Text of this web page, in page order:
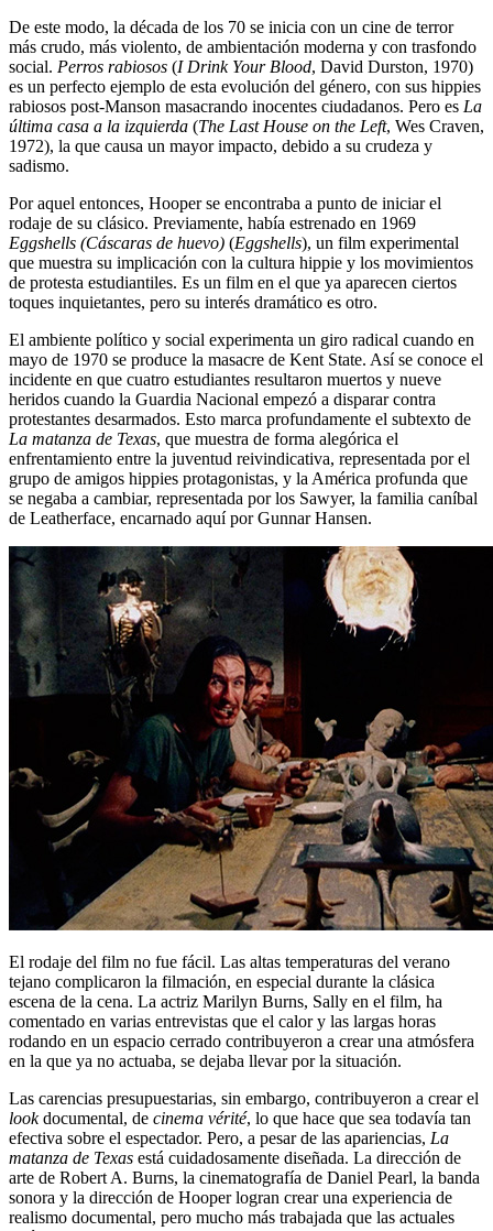
De este modo, la década de los 70 se inicia con un cine de terror
más crudo, más violento, de ambientación moderna y con trasfondo
social. Perros rabiosos (I Drink Your Blood, David Durston, 1970)
es un perfecto ejemplo de esta evolución del género, con sus hippies
rabiosos post-Manson masacrando inocentes ciudadanos. Pero es La
última casa a la izquierda (The Last House on the Left, Wes Craven,
1972), la que causa un mayor impacto, debido a su crudeza y
sadismo.
Por aquel entonces, Hooper se encontraba a punto de iniciar el
rodaje de su clásico. Previamente, había estrenado en 1969
Eggshells (Cáscaras de huevo) (Eggshells), un film experimental
que muestra su implicación con la cultura hippie y los movimientos
de protesta estudiantiles. Es un film en el que ya aparecen ciertos
toques inquietantes, pero su interés dramático es otro.
El ambiente político y social experimenta un giro radical cuando en
mayo de 1970 se produce la masacre de Kent State. Así se conoce el
incidente en que cuatro estudiantes resultaron muertos y nueve
heridos cuando la Guardia Nacional empezó a disparar contra
protestantes desarmados. Esto marca profundamente el subtexto de
La matanza de Texas, que muestra de forma alegórica el
enfrentamiento entre la juventud reivindicativa, representada por el
grupo de amigos hippies protagonistas, y la América profunda que
se negaba a cambiar, representada por los Sawyer, la familia caníbal
de Leatherface, encarnado aquí por Gunnar Hansen.
El rodaje del film no fue fácil. Las altas temperaturas del verano
tejano complicaron la filmación, en especial durante la clásica
escena de la cena. La actriz Marilyn Burns, Sally en el film, ha
comentado en varias entrevistas que el calor y las largas horas
rodando en un espacio cerrado contribuyeron a crear una atmósfera
en la que ya no actuaba, se dejaba llevar por la situación.
Las carencias presupuestarias, sin embargo, contribuyeron a crear el
lookdocumental, de cinema vérité, lo que hace que sea todavía tan
efectiva sobre el espectador. Pero, a pesar de las apariencias, La
matanza de Texas está cuidadosamente diseñada. La dirección de
arte de Robert A. Burns, la cinematografía de Daniel Pearl, la banda
sonora y la dirección de Hooper logran crear una experiencia de
realismo documental, pero mucho más trabajada que las actuales